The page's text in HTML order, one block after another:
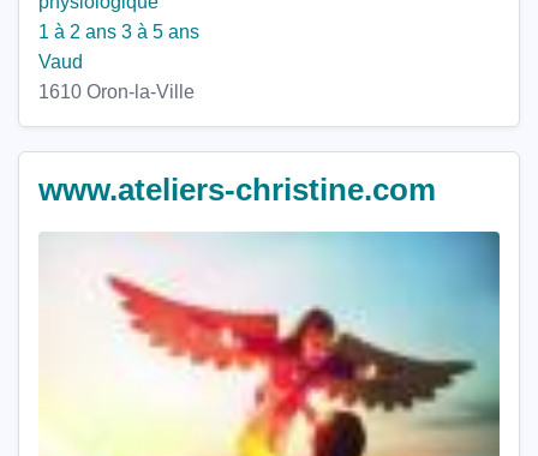
1 à 2 ans 3 à 5 ans
Vaud
1610 Oron-la-Ville
www.ateliers-christine.com